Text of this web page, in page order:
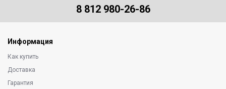
8 812 980-26-86
Информация
Как купить
Доставка
Гарантия